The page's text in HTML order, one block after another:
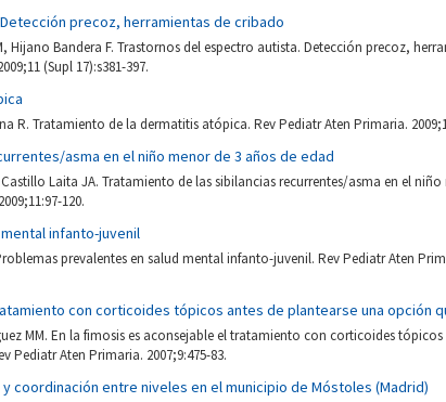
precoz, herramientas de cribado
Hijano Bandera F. Trastornos del espectro autista. Detección precoz,
(Supl 17):s381-397.
R. Tratamiento de la dermatitis atópica. Rev Pediatr Aten Primaria.
asma en el niño menor de 3 años de edad
Laita JA. Tratamiento de las sibilancias recurrentes/asma en el
120.
infanto-juvenil
prevalentes en salud mental infanto-juvenil. Rev Pediatr Aten
con corticoides tópicos antes de plantearse una opción
MM. En la fimosis es aconsejable el tratamiento con corticoides tópicos
Pediatr Aten Primaria. 2007;9:475-83.
coordinación entre niveles en el municipio de Móstoles (Madrid)